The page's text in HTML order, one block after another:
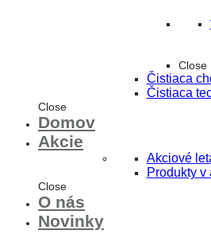
Close
Čistiaca
Čistiaca
Close
Domov
Akcie
Akciové
Produkty v
Close
O nás
Novinky